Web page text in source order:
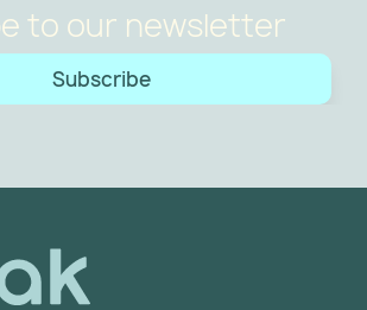
to our newsletter
Subscribe